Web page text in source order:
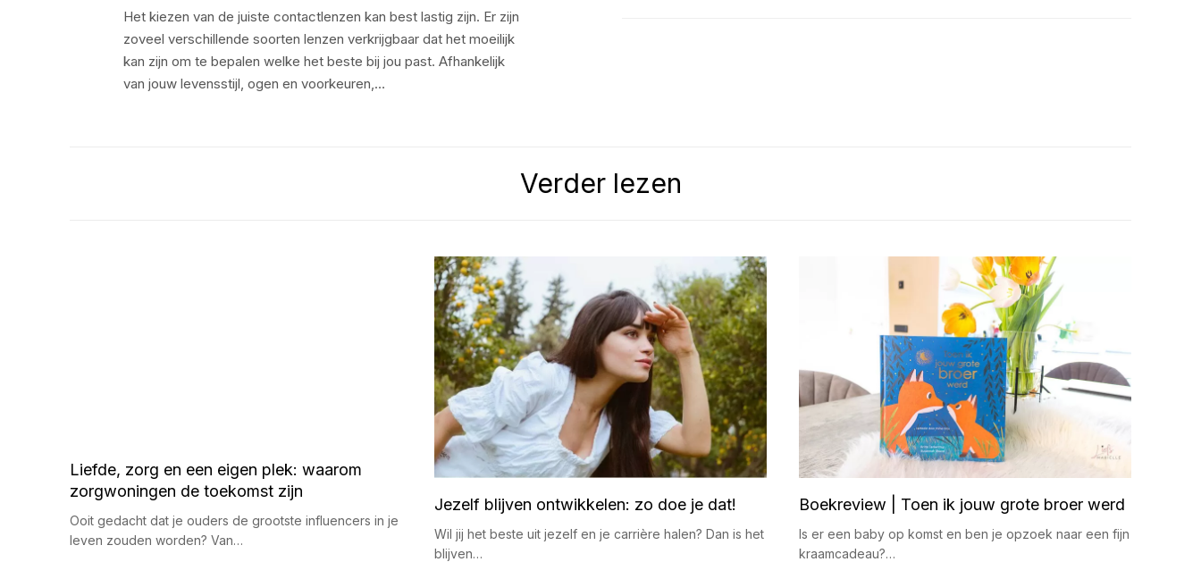
Het kiezen van de juiste contactlenzen kan best lastig zijn. Er zijn
zoveel verschillende soorten lenzen verkrijgbaar dat het moeilijk
kan zijn om te bepalen welke het beste bij jou past. Afhankelijk
van jouw levensstijl, ogen en voorkeuren,…
Verder lezen
Liefde, zorg en een eigen plek: waarom
zorgwoningen de toekomst zijn
Ooit gedacht dat je ouders de grootste influencers in je
leven zouden worden? Van…
Jezelf blijven ontwikkelen: zo doe je dat!
Wil jij het beste uit jezelf en je carrière halen? Dan is het
blijven…
Boekreview | Toen ik jouw grote broer werd
Is er een baby op komst en ben je opzoek naar een fijn
kraamcadeau?…